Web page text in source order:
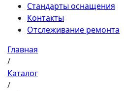
Стандарты оснащения
Контакты
Отслеживание ремонта
Главная
/
Каталог
/